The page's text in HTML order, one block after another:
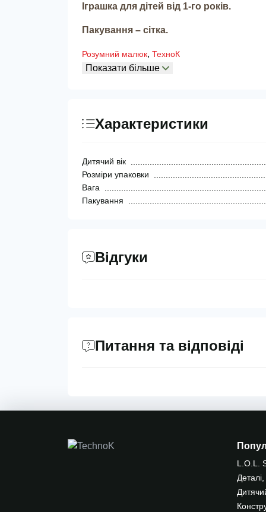
Іграшка для дітей від 1-го років.
Пакування – сітка.
Розумний малюк, ТехноК
Показати більше
Характеристики
Дитячий вік
Розміри упаковки
Вага
Пакування
Відгуки
Питання та відповіді
L.O.L.